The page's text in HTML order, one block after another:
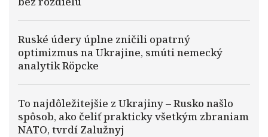
Ruské údery úplne zničili opatrný
optimizmus na Ukrajine, smúti nemecký
analytik Röpcke
To najdôležitejšie z Ukrajiny – Rusko našlo
spôsob, ako čeliť prakticky všetkým zbraniam
NATO, tvrdí Zalužnyj